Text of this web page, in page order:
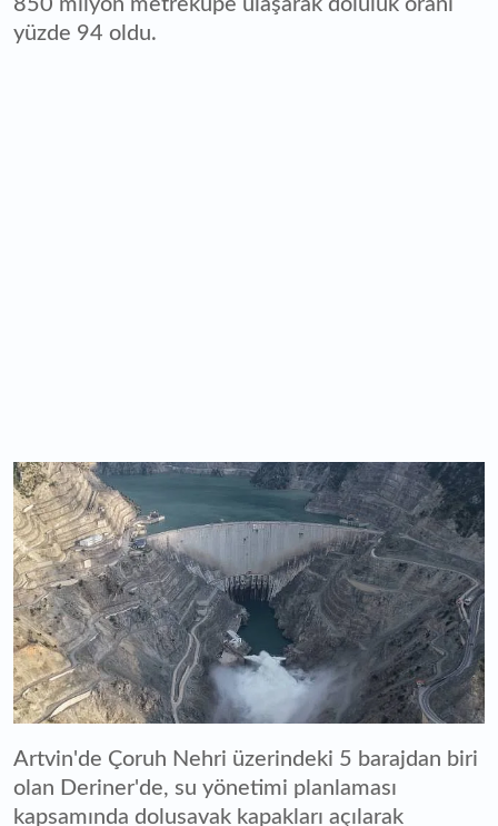
850 milyon metreküpe ulaşarak doluluk oranı
yüzde 94 oldu.
Artvin'de Çoruh Nehri üzerindeki 5 barajdan biri
olan Deriner'de, su yönetimi planlaması
kapsamında dolusavak kapakları açılarak